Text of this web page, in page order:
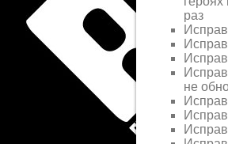
раз
не